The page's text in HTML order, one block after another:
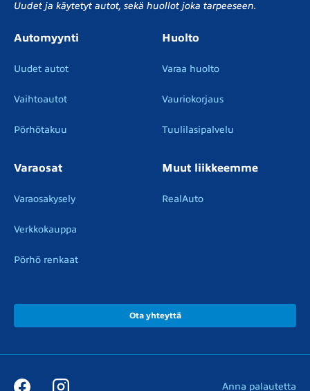
Uudet ja käytetyt autot, sekä huollot joka tarpeeseen.
Automyynti
Uudet autot
Vaihtoautot
Pörhötakuu
Huolto
Varaa huolto
Vauriokorjaus
Tuulilasipalvelu
Varaosat
Varaosakysely
Verkkokauppa
Pörhö renkaat
Muut liikkeemme
RealAuto
Ota yhteyttä
Anna palautetta